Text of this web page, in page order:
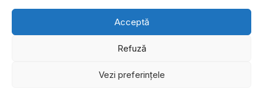
Acceptă
Refuză
Vezi preferințele
- Toate drepturile sunt rezervate.
în școli pentru elevii
sub 16 ani și va
introduce reguli
stricte privind
accesul la materiale
pornografice
anunțat o serie de măsuri